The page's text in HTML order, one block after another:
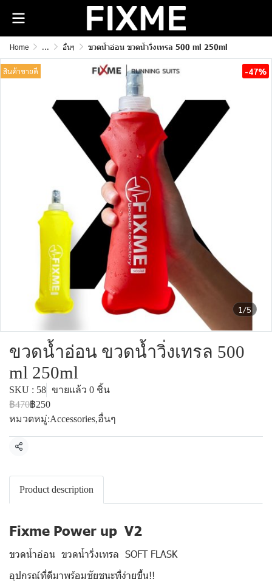
Home ... อื่นๆ ขวดน้ำอ่อน ขวดน้ำวิ่งเทรล 500 ml 250ml
1/5
สินค้าขายดี -47%
ขวดน้ำอ่อน ขวดน้ำวิ่งเทรล 500
ml 250ml
SKU : 58 ขายแล้ว 0 ชิ้น
฿470฿250
หมวดหมู่:Accessories,อื่นๆ
แชร์
Product description
Fixme Power up V2
ขวดน้ำอ่อน ขวดน้ำวิ่งเทรล SOFT FLASK
อุปกรณ์ที่ดีมาพร้อมชัยชนะที่ง่ายขึ้น!!